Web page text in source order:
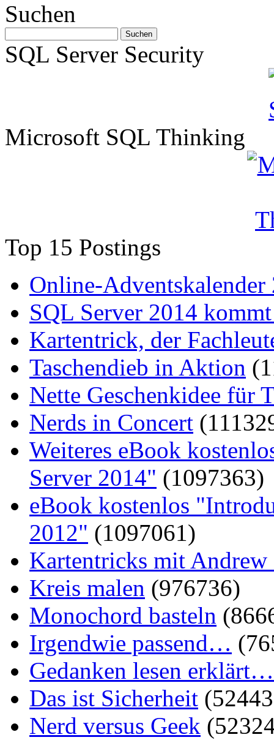
Suchen
SQL Server Security
Microsoft SQL Thinking
Top 15 Postings
Online-Adventskalender
SQL Server 2014
Kartentrick, der
Taschendieb in Aktion
Nette Geschenkidee für
Nerds in Concert
Weiteres eBook
Server 2014" (1097363)
eBook kostenlos
2012" (1097061)
Kartentricks mit
Kreis malen (976736)
Monochord basteln
Irgendwie passend…
Gedanken lesen erklärt…
Das ist Sicherheit
Nerd versus Geek